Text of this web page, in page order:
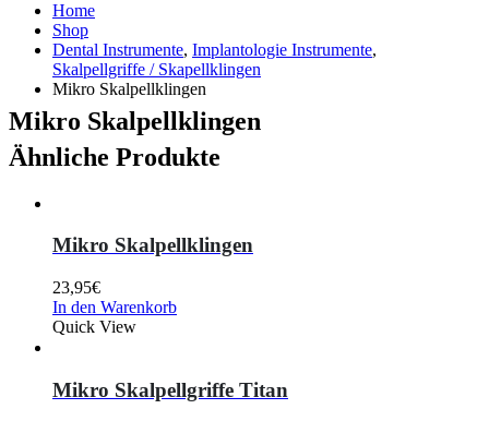
Home
Shop
Dental Instrumente, Implantologie Instrumente,
Skalpellgriffe / Skapellklingen
Mikro Skalpellklingen
Mikro Skalpellklingen
Ähnliche Produkte
Mikro Skalpellklingen
23,95€
In den Warenkorb
Quick View
Mikro Skalpellgriffe Titan